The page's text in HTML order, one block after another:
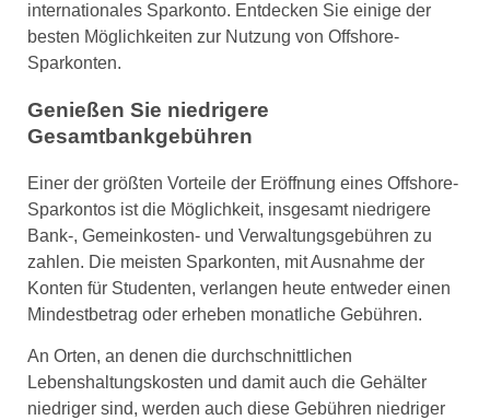
internationales Sparkonto. Entdecken Sie einige der
besten Möglichkeiten zur Nutzung von Offshore-
Sparkonten.
Genießen Sie niedrigere
Gesamtbankgebühren
Einer der größten Vorteile der Eröffnung eines Offshore-
Sparkontos ist die Möglichkeit, insgesamt niedrigere
Bank-, Gemeinkosten- und Verwaltungsgebühren zu
zahlen. Die meisten Sparkonten, mit Ausnahme der
Konten für Studenten, verlangen heute entweder einen
Mindestbetrag oder erheben monatliche Gebühren.
An Orten, an denen die durchschnittlichen
Lebenshaltungskosten und damit auch die Gehälter
niedriger sind, werden auch diese Gebühren niedriger